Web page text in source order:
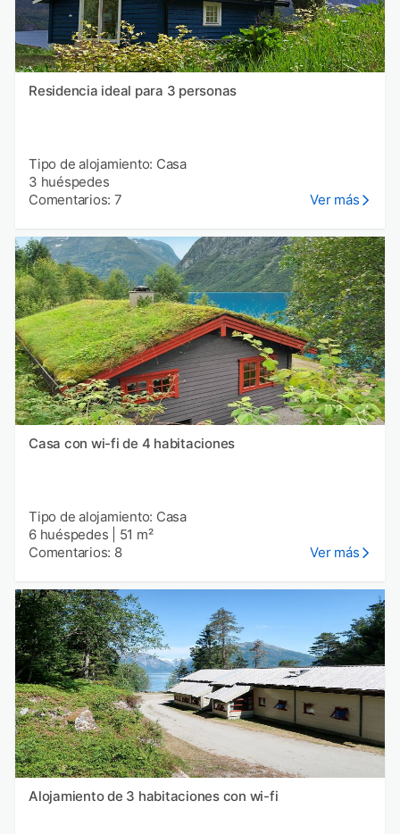
Residencia ideal para 3 personas
Tipo de alojamiento: Casa
3 huéspedes
Comentarios: 7
Ver más
Casa con wi-fi de 4 habitaciones
Tipo de alojamiento: Casa
6 huéspedes
51 m²
Comentarios: 8
Ver más
Alojamiento de 3 habitaciones con wi-fi